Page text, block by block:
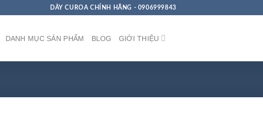
DÂY CUROA CHÍNH HÃNG - 0906999843
DANH MỤC SẢN PHẨM BLOG GIỚI THIỆU